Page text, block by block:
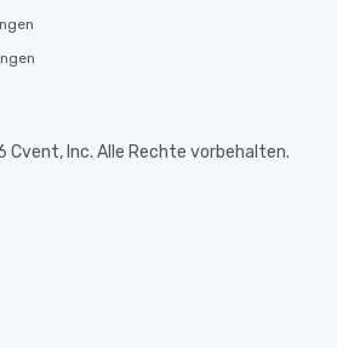
Inc. Alle Rechte vorbehalten.